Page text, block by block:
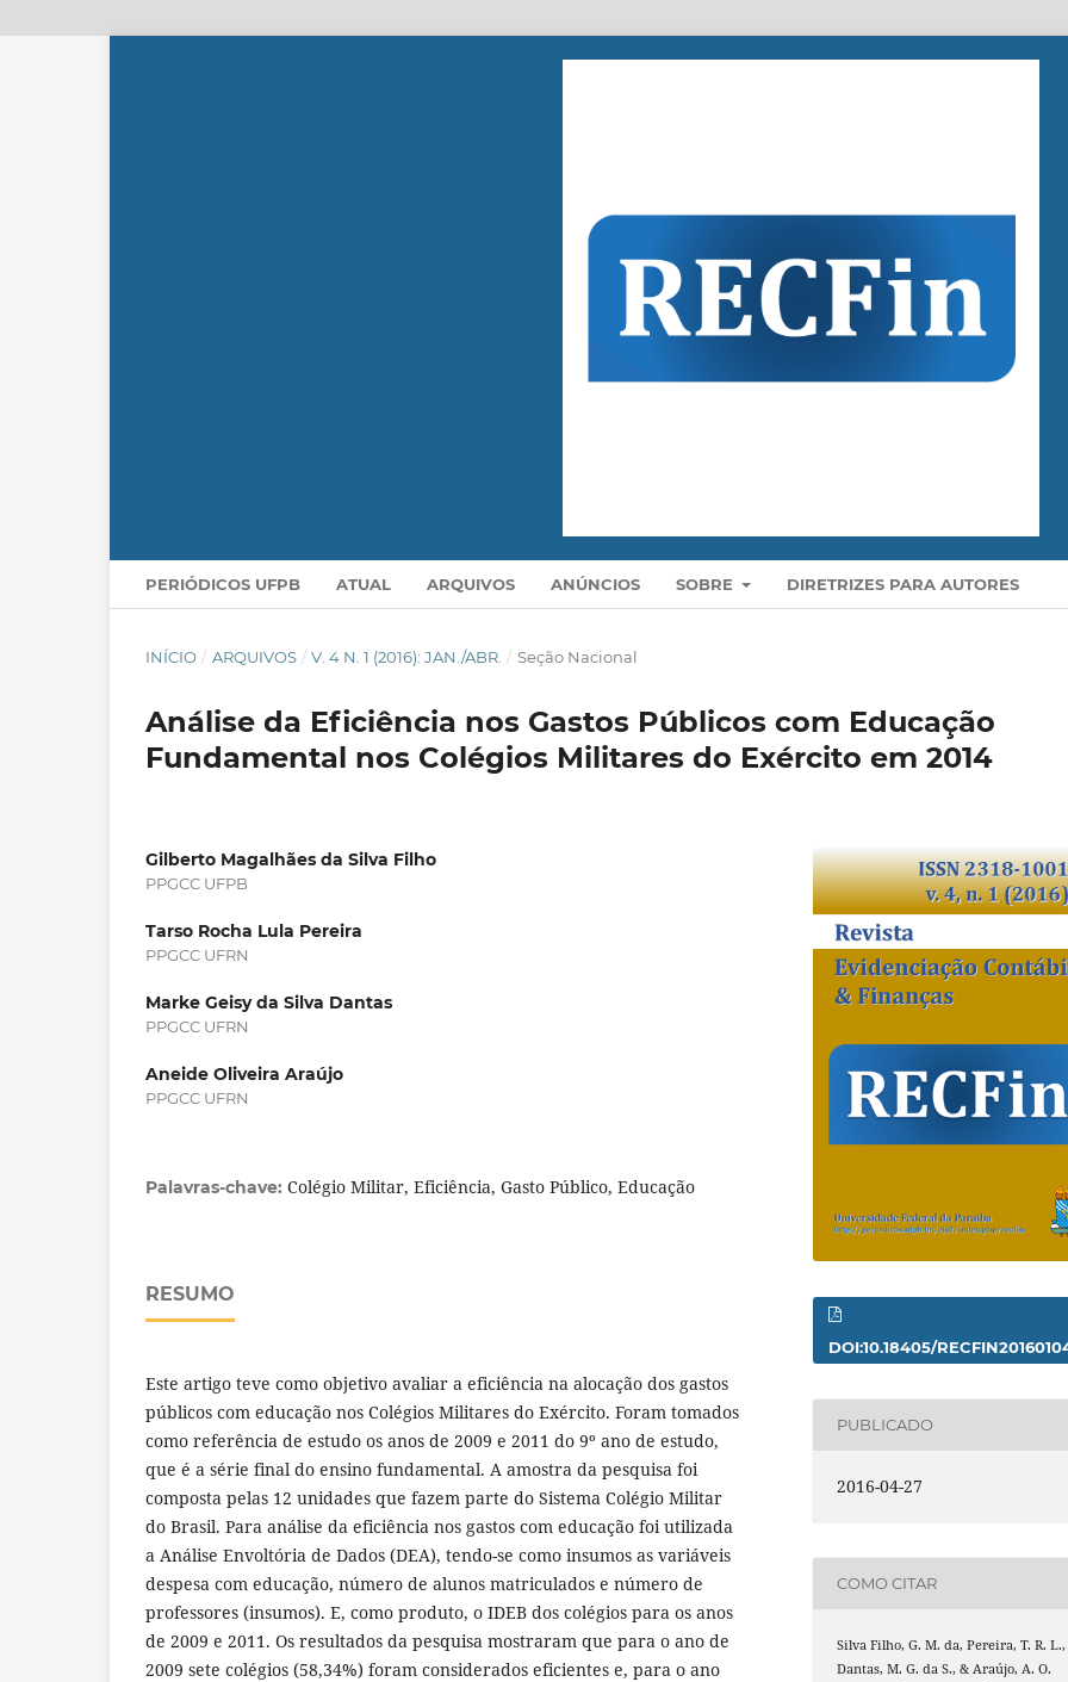
PERIÓDICOS UFPB ATUAL ARQUIVOS ANÚNCIOS SOBRE DIRETRIZES PARA AUTORES
INÍCIO / ARQUIVOS / V. 4 N. 1 (2016): JAN./ABR. / Seção Nacional
Análise da Eficiência nos Gastos Públicos com Educação
Fundamental nos Colégios Militares do Exército em 2014
Gilberto Magalhães da Silva Filho
PPGCC UFPB
Tarso Rocha Lula Pereira
PPGCC UFRN
Marke Geisy da Silva Dantas
PPGCC UFRN
Aneide Oliveira Araújo
PPGCC UFRN
Palavras-chave: Colégio Militar, Eficiência, Gasto Público, Educação
RESUMO
Este artigo teve como objetivo avaliar a eficiência na alocação dos gastos
públicos com educação nos Colégios Militares do Exército. Foram tomados
como referência de estudo os anos de 2009 e 2011 do 9º ano de estudo,
que é a série final do ensino fundamental. A amostra da pesquisa foi
composta pelas 12 unidades que fazem parte do Sistema Colégio Militar
do Brasil. Para análise da eficiência nos gastos com educação foi utilizada
a Análise Envoltória de Dados (DEA), tendo-se como insumos as variáveis
despesa com educação, número de alunos matriculados e número de
professores (insumos). E, como produto, o IDEB dos colégios para os anos
de 2009 e 2011. Os resultados da pesquisa mostraram que para o ano de
2009 sete colégios (58,34%) foram considerados eficientes e, para o ano
DOI:10.18405/
PUBLICADO
2016-04-27
COMO CITAR
Silva Filho, G. M. da, Pereira, T. R. L.,
Dantas, M. G. da S., & Araújo, A. O.